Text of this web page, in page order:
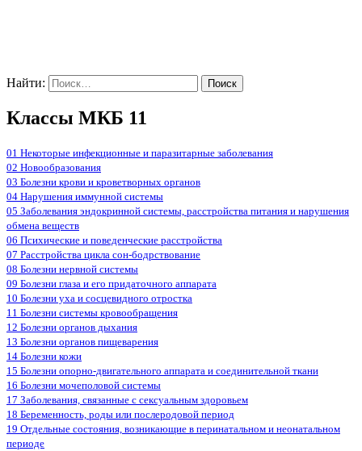
Найти:
Классы МКБ 11
01 Некоторые инфекционные и паразитарные заболевания
02 Новообразования
03 Болезни крови и кроветворных органов
04 Нарушения иммунной системы
05 Заболевания эндокринной системы, расстройства питания и нарушения
обмена веществ
06 Психические и поведенческие расстройства
07 Расстройства цикла сон-бодрствование
08 Болезни нервной системы
09 Болезни глаза и его придаточного аппарата
10 Болезни уха и сосцевидного отростка
11 Болезни системы кровообращения
12 Болезни органов дыхания
13 Болезни органов пищеварения
14 Болезни кожи
15 Болезни опорно-двигательного аппарата и соединительной ткани
16 Болезни мочеполовой системы
17 Заболевания, связанные с сексуальным здоровьем
18 Беременность, роды или послеродовой период
19 Отдельные состояния, возникающие в перинатальном и неонатальном
периоде